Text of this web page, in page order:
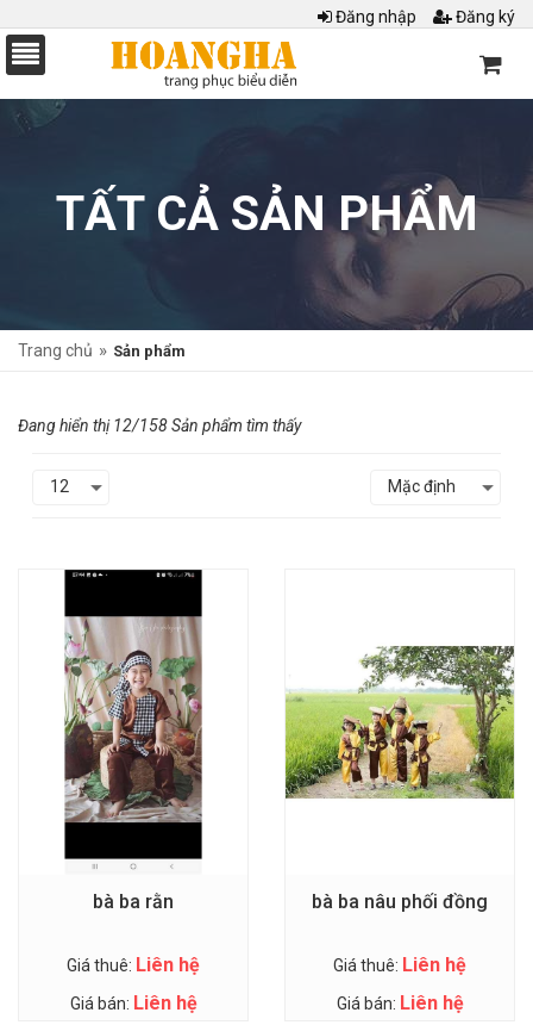
Đăng nhập Đăng ký
TẤT CẢ SẢN PHẨM
Trang chủ » Sản phẩm
Đang hiển thị 12/158 Sản phẩm tìm thấy
bà ba rằn
Giá thuê: Liên hệ
Giá bán: Liên hệ
bà ba nâu phối đồng
Giá thuê: Liên hệ
Giá bán: Liên hệ